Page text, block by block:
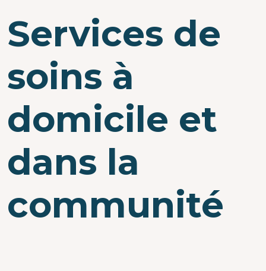
Services de
soins à
domicile et
dans la
communité